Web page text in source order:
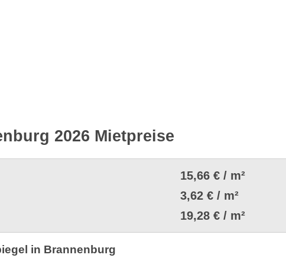
2026 Mietpreise
15,66 € / m²
3,62 € / m²
19,28 € / m²
in Brannenburg